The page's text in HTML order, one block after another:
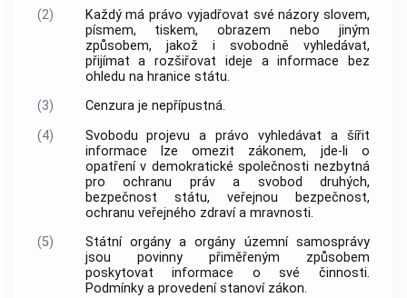
(2)
Každý má právo vyjadřovat své názory slovem,
písmem, tiskem, obrazem nebo jiným
způsobem, jakož i svobodně vyhledávat,
přijímat a rozšiřovat ideje a informace bez
ohledu na hranice státu.
(3)
Cenzura je nepřípustná.
(4)
Svobodu projevu a právo vyhledávat a šířit
informace lze omezit zákonem, jde-li o
opatření v demokratické společnosti nezbytná
pro ochranu práv a svobod druhých,
bezpečnost státu, veřejnou bezpečnost,
ochranu veřejného zdraví a mravnosti.
(5)
Státní orgány a orgány územní samosprávy
jsou povinny přiměřeným způsobem
poskytovat informace o své činnosti.
Podmínky a provedení stanoví zákon.